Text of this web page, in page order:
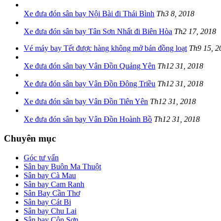
Xe đưa đón sân bay Nội Bài đi Thái Bình Th3 8, 2018
Xe đưa đón sân bay Tân Sơn Nhất đi Biên Hòa Th2 17, 2018
Vé máy bay Tết được hàng không mở bán đồng loạt Th9 15,
Xe đưa đón sân bay Vân Đồn Quảng Yên Th12 31, 2018
Xe đưa đón sân bay Vân Đồn Đông Triều Th12 31, 2018
Xe đưa đón sân bay Vân Đồn Tiên Yên Th12 31, 2018
Xe đưa đón sân bay Vân Đồn Hoành Bồ Th12 31, 2018
Chuyên mục
Góc tư vấn
Sân bay Buôn Ma Thuột
Sân bay Cà Mau
Sân bay Cam Ranh
Sân Bay Cần Thơ
Sân bay Cát Bi
Sân bay Chu Lai